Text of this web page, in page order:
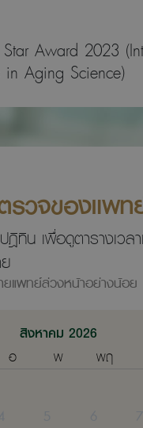
Award 2023
in Aging Science)
รวจของแพท
ฎิทิน เพื่อดูตารางเวลา
แพทย์ล่วงหน้าอย่างน้อ
สิงหาคม 2026
อ พ พฤ